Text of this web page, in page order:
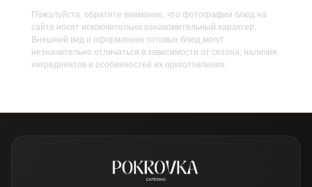
Пожалуйста, обратите внимание, что фотографии блюд на
сайте носят исключительно ознакомительный характер.
Внешний вид и оформление готовых блюд могут
незначительно отличаться в зависимости от сезона, наличия
ингредиентов и особенностей их приготовления.